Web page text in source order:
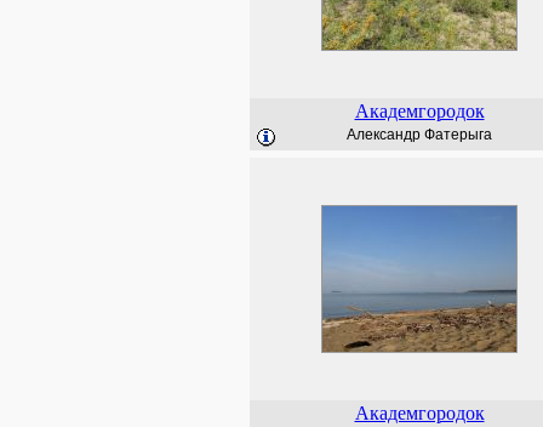
Академгородок
Александр Фатерыга
Академгородок